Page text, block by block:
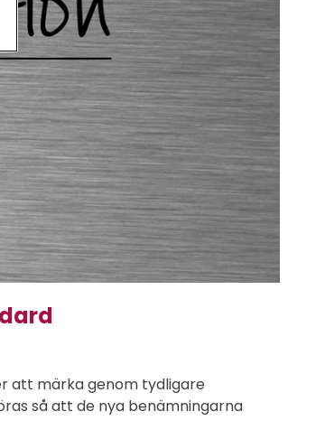
att märka genom tydligare
så att de nya benämningarna